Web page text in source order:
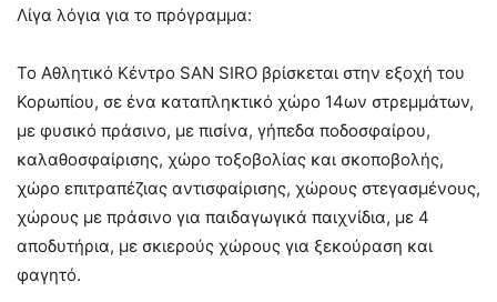
Λίγα λόγια για το πρόγραμμα:
Το Αθλητικό Κέντρο SAN SIRO βρίσκεται στην εξοχή του
Κορωπίου, σε ένα καταπληκτικό χώρο 14ων στρεμμάτων,
με φυσικό πράσινο, με πισίνα, γήπεδα ποδοσφαίρου,
καλαθοσφαίρισης, χώρο τοξοβολίας και σκοποβολής,
χώρο επιτραπέζιας αντισφαίρισης, χώρους στεγασμένους,
χώρους με πράσινο για παιδαγωγικά παιχνίδια, με 4
αποδυτήρια, με σκιερούς χώρους για ξεκούραση και
φαγητό.